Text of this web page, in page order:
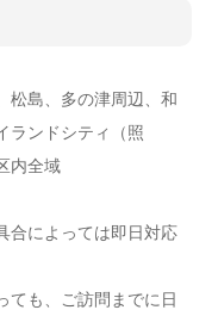
松島、多の津周辺、和
ランドシティ（照
内全域
合によっては即日対応
ても、ご訪問までに日